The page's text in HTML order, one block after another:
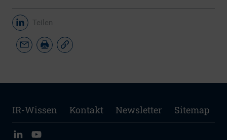
Teilen
IR-Wissen Kontakt Newsletter Sitemap